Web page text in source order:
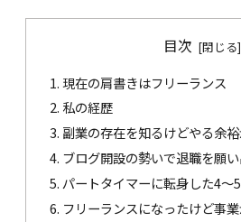
目次
現在の肩書きはフリーランス
私の経歴
副業の存在を知るけどやる余
ブログ開設の勢いで退職を願
パートタイマーに転身した4〜
フリーランスになったけど事